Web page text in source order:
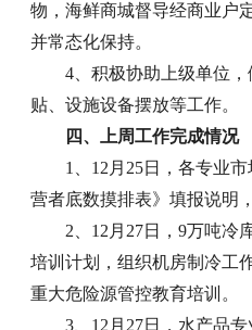
物，海鲜商城督导经商业户
并常态化保持。
4、积极协助上级单位
贴、设施设备摆放等工作。
四、上周工作完成情况
1、12月25日，各专业
营者底数摸排表》填报说明
2、12月27日，9万吨冷
培训计划，组织机房制冷工
重大危险源管控教育培训。
3、12月27日，水产品